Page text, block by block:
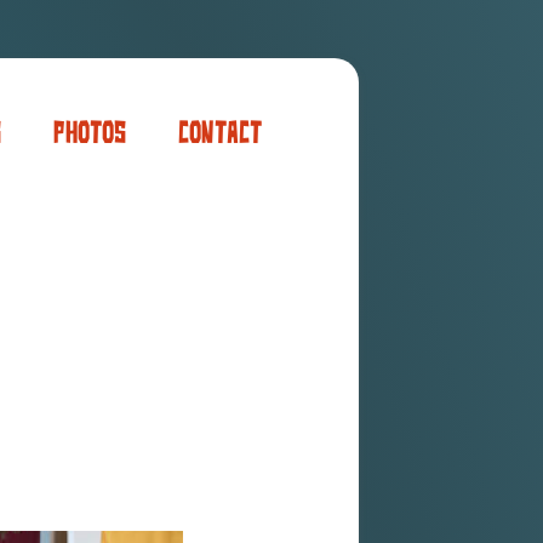
Photos Contact